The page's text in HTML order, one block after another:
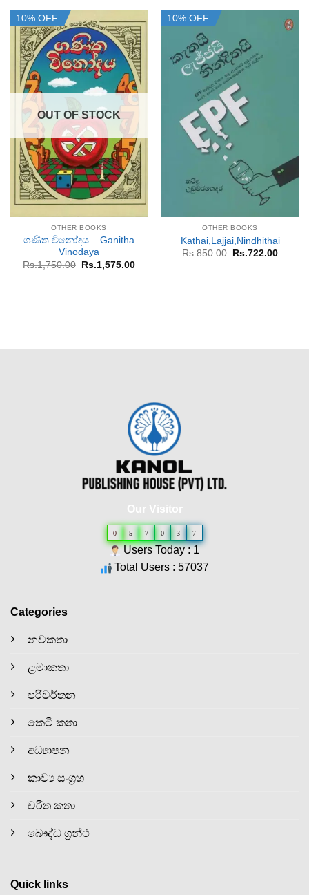
10% OFF
OUT OF STOCK
OTHER BOOKS
ගණිත විනෝදය – Ganitha
Vinodaya
Rs.1,750.00
Original
Rs.1,575.00Current
10% OFF
OTHER BOOKS
Kathai,Lajjai,Nindhithai
Rs.850.00
Original
Rs.722.00
Our Visitor
0 5 7 0 3 7
Users Today : 1
Total Users : 57037
Categories
නවකතා
ළමාකතා
පරිවර්තන
කෙටි කතා
අධ්‍යාපන
කාව්‍ය සංග්‍රහ
චරිත කතා
බෞද්ධ ග්‍රන්ථ
Quick links